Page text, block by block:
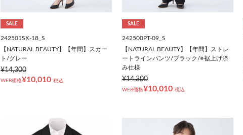
SALE
242501SK-18_S
【NATURAL BEAUTY】【年間】スカー
ト/グレー
¥14,300
WEB価格¥10,010 税込
SALE
242500PT-09_S
【NATURAL BEAUTY】【年間】ストレ
ートラインパンツ/ブラック/※裾上げ済
み仕様
¥14,300
WEB価格¥10,010 税込